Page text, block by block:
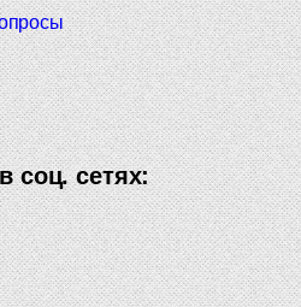
соц. сетях: